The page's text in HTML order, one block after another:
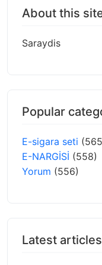
About this
Saraydis
Popular
E-sigara seti
E-NARGİSİ (558)
Yorum (556)
Latest articles